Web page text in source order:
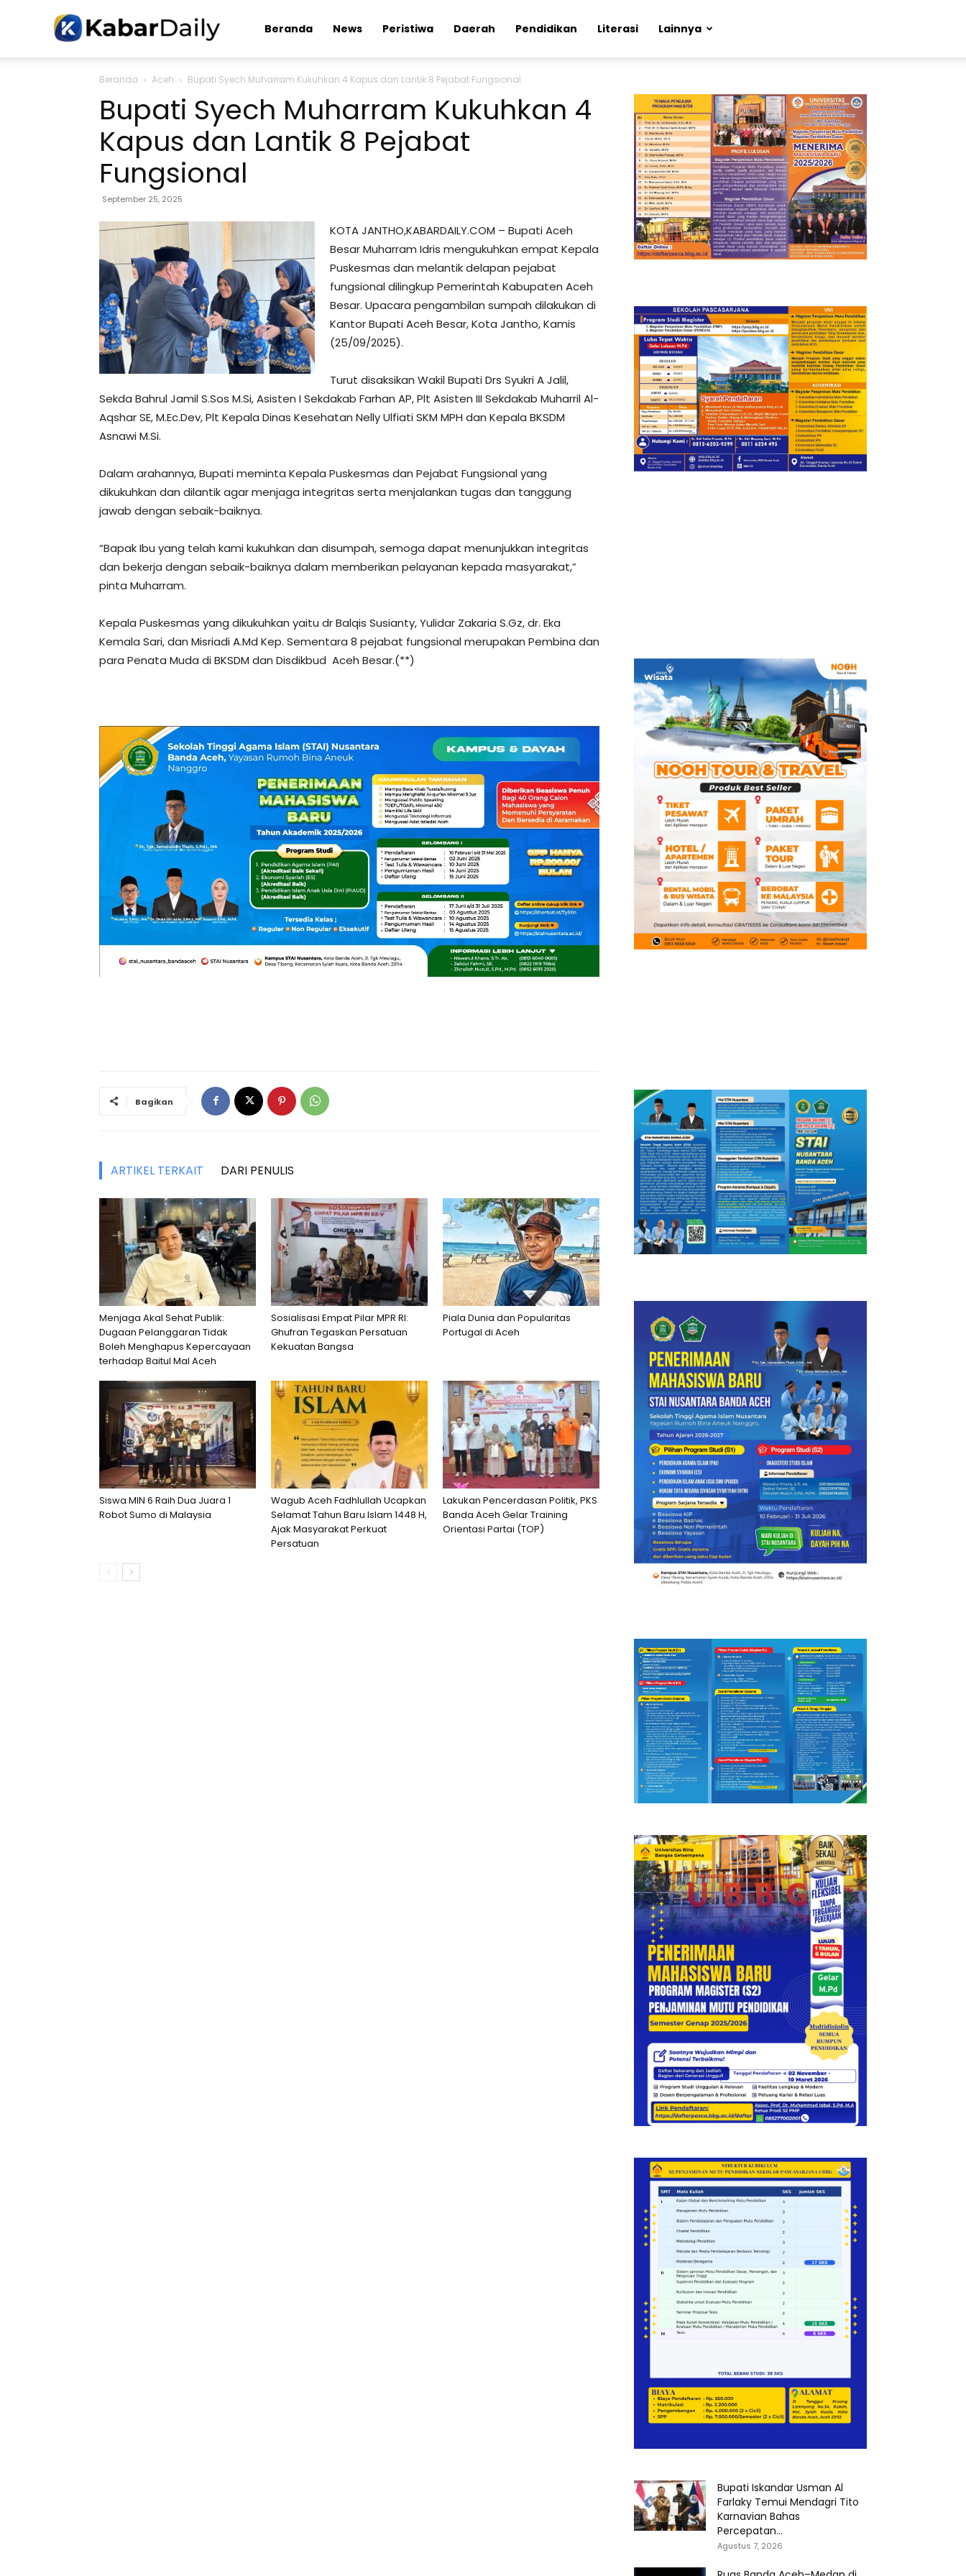
Kabardaily.com
Beranda News Peristiwa Daerah Pendidikan Literasi Lainnya
Beranda Aceh Bupati Syech Muharram Kukuhkan 4 Kapus dan Lantik 8 Pejabat Fungsional
Bupati Syech Muharram Kukuhkan 4
Kapus dan Lantik 8 Pejabat
Fungsional
September 25, 2025
KOTA JANTHO,KABARDAILY.COM – Bupati Aceh
Besar Muharram Idris mengukuhkan empat Kepala
Puskesmas dan melantik delapan pejabat
fungsional dilingkup Pemerintah Kabupaten Aceh
Besar. Upacara pengambilan sumpah dilakukan di
Kantor Bupati Aceh Besar, Kota Jantho, Kamis
(25/09/2025).
Turut disaksikan Wakil Bupati Drs Syukri A Jalil,
Sekda Bahrul Jamil S.Sos M.Si, Asisten I Sekdakab Farhan AP, Plt Asisten III Sekdakab Muharril Al-
Aqshar SE, M.Ec.Dev, Plt Kepala Dinas Kesehatan Nelly Ulfiati SKM MPH dan Kepala BKSDM
Asnawi M.Si.
Dalam arahannya, Bupati meminta Kepala Puskesmas dan Pejabat Fungsional yang
dikukuhkan dan dilantik agar menjaga integritas serta menjalankan tugas dan tanggung
jawab dengan sebaik-baiknya.
“Bapak Ibu yang telah kami kukuhkan dan disumpah, semoga dapat menunjukkan integritas
dan bekerja dengan sebaik-baiknya dalam memberikan pelayanan kepada masyarakat,”
pinta Muharram.
Kepala Puskesmas yang dikukuhkan yaitu dr Balqis Susianty, Yulidar Zakaria S.Gz, dr. Eka
Kemala Sari, dan Misriadi A.Md Kep. Sementara 8 pejabat fungsional merupakan Pembina dan
para Penata Muda di BKSDM dan Disdikbud Aceh Besar.(**)
Bagikan
ARTIKEL TERKAIT DARI PENULIS
Menjaga Akal Sehat Publik:
Dugaan Pelanggaran Tidak
Boleh Menghapus Kepercayaan
terhadap Baitul Mal Aceh
Sosialisasi Empat Pilar MPR RI:
Ghufran Tegaskan Persatuan
Kekuatan Bangsa
Piala Dunia dan Popularitas
Portugal di Aceh
Siswa MIN 6 Raih Dua Juara 1
Robot Sumo di Malaysia
Wagub Aceh Fadhlullah Ucapkan
Selamat Tahun Baru Islam 1448 H,
Ajak Masyarakat Perkuat
Persatuan
Lakukan Pencerdasan Politik, PKS
Banda Aceh Gelar Training
Orientasi Partai (TOP)
Bupati Iskandar Usman Al
Farlaky Temui Mendagri Tito
Karnavian Bahas
Percepatan...
Agustus 7, 2026